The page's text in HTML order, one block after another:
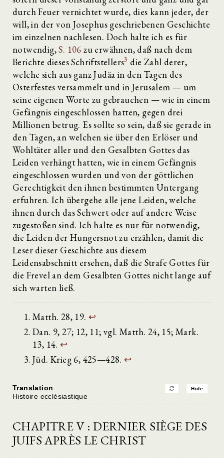
durch Feuer vernichtet wurde, dies kann jeder, der
will, in der von Josephus geschriebenen Geschichte
im einzelnen nachlesen. Doch halte ich es für
notwendig,S. 106 zu erwähnen, daß nach dem
Berichte dieses Schriftstellers3 die Zahl derer,
welche sich aus ganz Judäa in den Tagen des
Osterfestes versammelt und in Jerusalem — um
seine eigenen Worte zu gebrauchen — wie in einem
Gefängnis eingeschlossen hatten, gegen drei
Millionen betrug. Es sollte so sein, daß sie gerade in
den Tagen, an welchen sie über den Erlöser und
Wohltäter aller und den Gesalbten Gottes das
Leiden verhängt hatten, wie in einem Gefängnis
eingeschlossen wurden und von der göttlichen
Gerechtigkeit den ihnen bestimmten Untergang
erfuhren. Ich übergehe alle jene Leiden, welche
ihnen durch das Schwert oder auf andere Weise
zugestoßen sind. Ich halte es nur für notwendig,
die Leiden der Hungersnot zu erzählen, damit die
Leser dieser Geschichte aus diesem
Leidensabschnitt ersehen, daß die Strafe Gottes für
die Frevel an dem Gesalbten Gottes nicht lange auf
sich warten ließ.
Matth. 28, 19. ↩
Dan. 9, 27; 12, 11; vgl. Matth. 24, 15; Mark.
13, 14. ↩
Jüd. Krieg 6, 425—428. ↩
Translation Hide
Histoire ecclésiastique
CHAPITRE V : DERNIER SIÈGE DES
JUIFS APRÈS LE CHRIST